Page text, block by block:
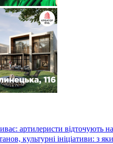
артилеристи відточують
культурні ініціативи: з